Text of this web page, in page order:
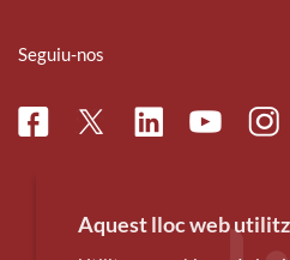
Seguiu-nos
FacebookTwitterLinkedinYoutube
Aquest lloc web